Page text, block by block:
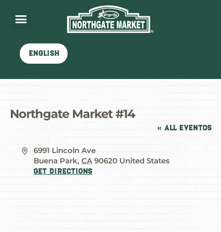
English
Northgate Market #14
« All Eventos
Address
6991 Lincoln Ave
Buena Park, CA 90620 United States
Get Directions